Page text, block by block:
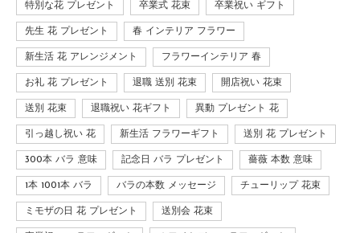
特別な花 プレゼント 卒業式 花束 卒業祝い ギフト
先生 花 プレゼント 春 インテリア フラワー
新生活 花 アレンジメント フラワーインテリア 春
お礼 花 プレゼント 退職 送別 花束 開店祝い 花束
送別 花束 退職祝い 花ギフト 異動 プレゼント 花
引っ越し祝い 花 新生活 フラワーギフト 送別 花 プレゼント
300本 バラ 意味 記念日 バラ プレゼント 薔薇 本数 意味
1本 1001本 バラ バラの本数 メッセージ チューリップ 花束
ミモザの日 花 プレゼント 送別会 花束